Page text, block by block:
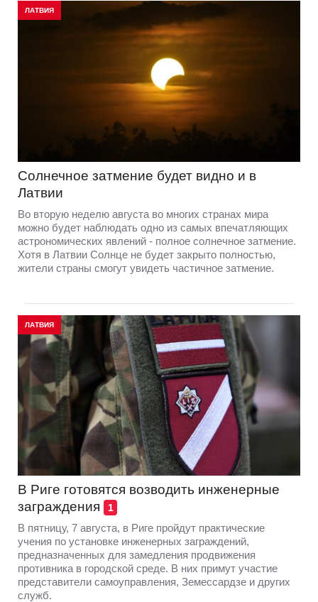
ЛАТВИЯ
Солнечное затмение будет видно и в
Латвии
Во вторую неделю августа во многих странах мира
можно будет наблюдать одно из самых впечатляющих
астрономических явлений - полное солнечное затмение.
Хотя в Латвии Солнце не будет закрыто полностью,
жители страны смогут увидеть частичное затмение.
ЛАТВИЯ
В Риге готовятся возводить инженерные
заграждения
1
В пятницу, 7 августа, в Риге пройдут практические
учения по установке инженерных заграждений,
предназначенных для замедления продвижения
противника в городской среде. В них примут участие
представители самоуправления, Земессардзе и других
служб.